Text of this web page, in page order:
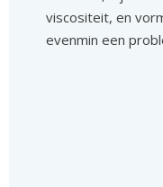
viscositeit, en
evenmin een